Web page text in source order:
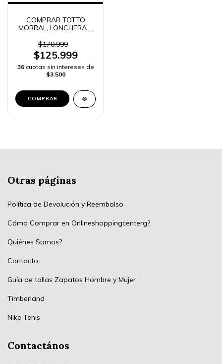
COMPRAR TOTTO
MORRAL, LONCHERA Y
$170.999
$125.999
36 cuotas sin intereses de
$3.500
COMPRAR
Otras páginas
Política de Devolución y Reembolso
Cómo Comprar en Onlineshoppingcenterg?
Quiénes Somos?
Contacto
Guía de tallas Zapatos Hombre y Mujer
Timberland
Nike Tenis
Contactános